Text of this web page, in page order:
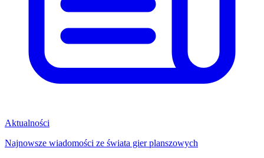
Aktualności
Najnowsze wiadomości ze świata gier planszowych